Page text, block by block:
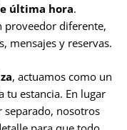
última hora.
proveedor diferente,
mensajes y reservas.
, actuamos como un
tu estancia. En lugar
nosotros